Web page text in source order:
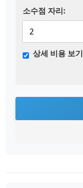
소수점 자리:
상세 비용 보기